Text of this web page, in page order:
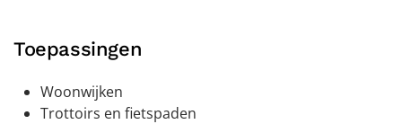
Toepassingen
Woonwijken
Trottoirs en fietspaden